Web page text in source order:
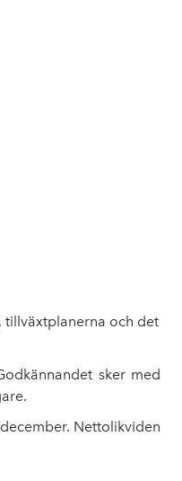
tillväxtplanerna och det
sker med
Nettolikviden